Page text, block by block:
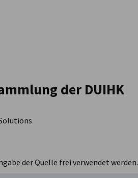
der DUIHK
der Quelle frei verwendet werden.